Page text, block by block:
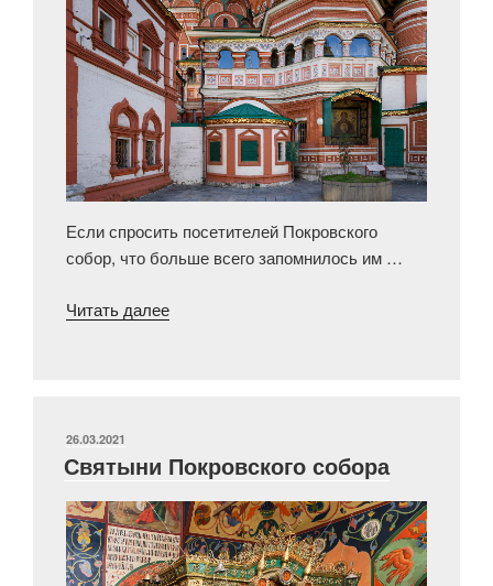
Если спросить посетителей Покровского
собор, что больше всего запомнилось им …
Читать далее«Как
веке»
ОПУБЛИКОВАНО
26.03.2021
Святыни Покровского собора